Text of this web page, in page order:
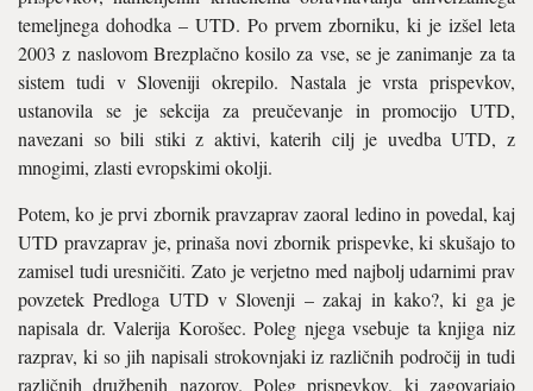
temeljnega dohodka – UTD. Po prvem zborniku, ki je izšel leta
2003 z naslovom Brezplačno kosilo za vse, se je zanimanje za ta
sistem tudi v Sloveniji okrepilo. Nastala je vrsta prispevkov,
ustanovila se je sekcija za preučevanje in promocijo UTD,
navezani so bili stiki z aktivi, katerih cilj je uvedba UTD, z
mnogimi, zlasti evropskimi okolji.
Potem, ko je prvi zbornik pravzaprav zaoral ledino in povedal, kaj
UTD pravzaprav je, prinaša novi zbornik prispevke, ki skušajo to
zamisel tudi uresničiti. Zato je verjetno med najbolj udarnimi prav
povzetek Predloga UTD v Slovenji – zakaj in kako?, ki ga je
napisala dr. Valerija Korošec. Poleg njega vsebuje ta knjiga niz
razprav, ki so jih napisali strokovnjaki iz različnih področij in tudi
različnih družbenih nazorov. Poleg prispevkov, ki zagovarjajo